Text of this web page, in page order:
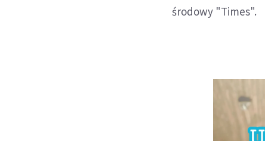
środowy "Times".